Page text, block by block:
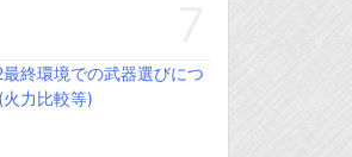
最終環境での武器選びにつ
力比較等)